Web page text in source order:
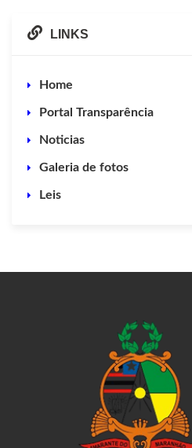
LINKS
Home
Portal Transparência
Noticias
Galeria de fotos
Leis